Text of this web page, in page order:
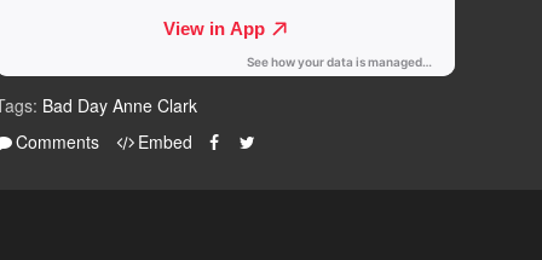
Bad Day Anne Clark
Comments
Embed